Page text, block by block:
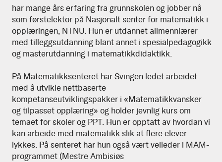
Olaug
Ellen
Lona
Svingen
har mange års erfaring fra grunnskolen og jobber nå
som førstelektor på Nasjonalt senter for matematikk i
opplæringen, NTNU. Hun er utdannet allmennlærer
med tilleggsutdanning blant annet i spesialpedagogikk
og masterutdanning i matematikkdidaktikk.
På Matematikksenteret har Svingen ledet arbeidet
med å utvikle nettbaserte
kompetanseutviklingspakker i «Matematikkvansker
og tilpasset opplæring» og holder jevnlig kurs om
temaet for skoler og PPT. Hun er opptatt av hvordan vi
kan arbeide med matematikk slik at flere elever
lykkes. På senteret har hun også vært veileder i MAM-
programmet (Mestre Ambisiøs